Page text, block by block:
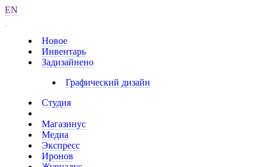
EN
Новое
Инвентарь
Задизайнено
Графический дизайн
Студия
Магазинус
Медиа
Экспресс
Иронов